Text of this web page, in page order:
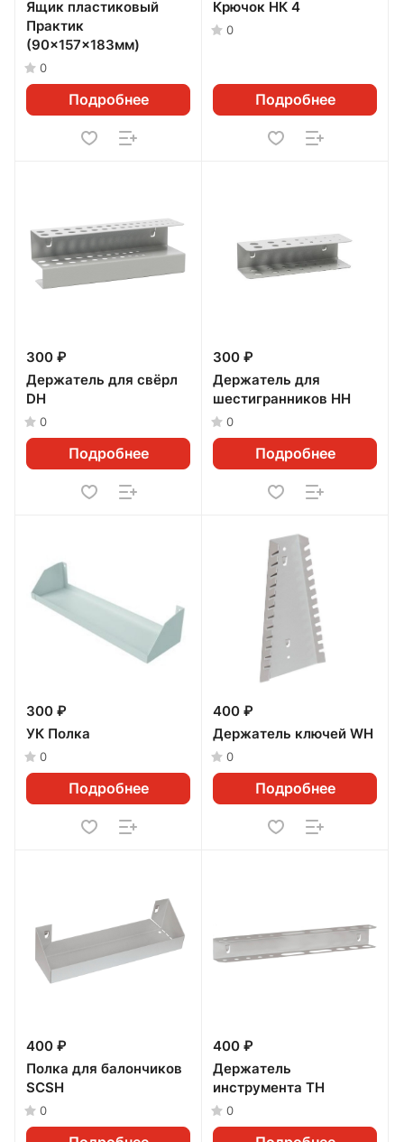
Ящик пластиковый
Практик
(90x157x183мм)
0
Подробнее
Крючок НК 4
0
Подробнее
300 ₽
Держатель для свёрл
DH
0
Подробнее
300 ₽
Держатель для
шестигранников HH
0
Подробнее
300 ₽
УК Полка
0
Подробнее
400 ₽
Держатель ключей WH
0
Подробнее
400 ₽
Полка для балончиков
SCSH
0
400 ₽
Держатель
инструмента TH
0